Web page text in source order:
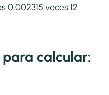
0,002315 veces 12
calcular: